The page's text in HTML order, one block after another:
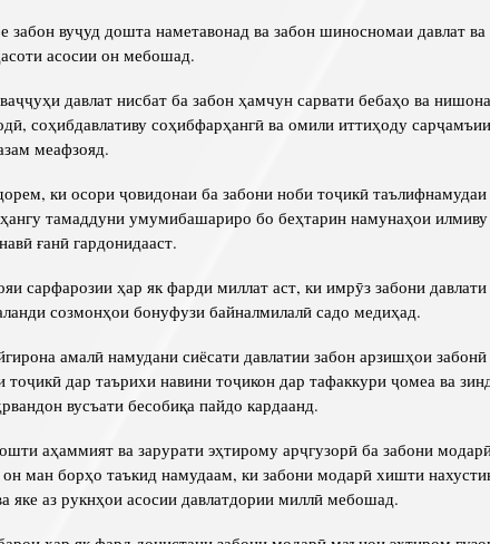
забон вуҷуд дошта наметавонад ва забон шиносномаи давлат ва
асосии он мебошад.
давлат нисбат ба забон ҳамчун сарвати бебаҳо ва
соҳибдавлативу соҳибфарҳангӣ ва омили иттиҳоду
меафзояд.
ки осори ҷовидонаи ба забони ноби тоҷикӣ
тамаддуни умумибашариро бо беҳтарин намунаҳои илмиву
ғанӣ гардонидааст.
сарфарозии ҳар як фарди миллат аст, ки имрӯз забони давлати
созмонҳои бонуфузи байналмилалӣ садо медиҳад.
амалӣ намудани сиёсати давлатии забон арзишҳои забонӣ
тоҷикӣ дар таърихи навини тоҷикон дар тафаккури ҷомеа ва
вусъати бесобиқа пайдо кардаанд.
аҳаммият ва зарурати эҳтирому арҷгузорӣ ба забони
ман борҳо таъкид намудаам, ки забони модарӣ хишти
яке аз рукнҳои асосии давлатдории миллӣ мебошад.